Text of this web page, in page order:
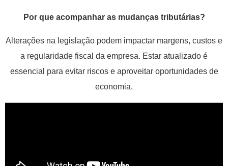
Por que acompanhar as mudanças tributárias?
Alterações na legislação podem impactar margens, custos e
a regularidade fiscal da empresa. Estar atualizado é
essencial para evitar riscos e aproveitar oportunidades de
economia.